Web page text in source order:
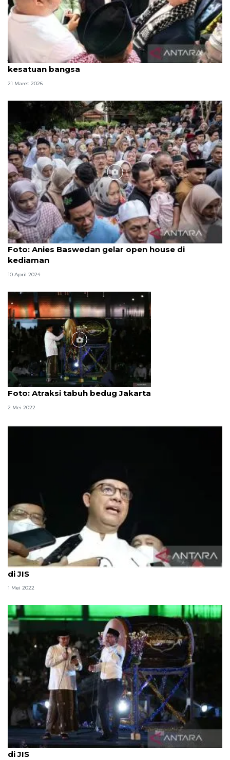
JK: Idul Fitri momentum perkuat persatuan dan
kesatuan bangsa
21 Maret 2026
Foto
Foto: Anies Baswedan gelar open house di
kediaman
10 April 2024
Foto
Foto: Atraksi tabuh bedug Jakarta
2 Mei 2022
Anies imbau warga tiba pukul 06.00 untuk Shalat Id
di JIS
1 Mei 2022
Anies-Pasha Ungu berduet rayakan malam takbiran
di JIS